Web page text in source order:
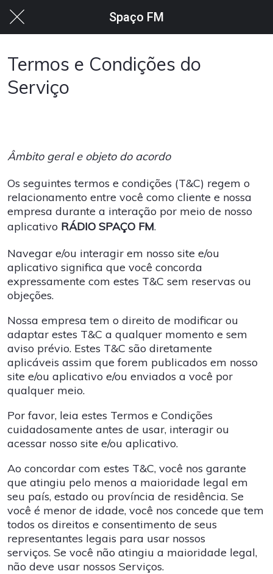
Spaço FM
Termos e Condições do
Serviço
Âmbito geral e objeto do acordo
Os seguintes termos e condições (T&C) regem o
relacionamento entre você como cliente e nossa
empresa durante a interação por meio de nosso
aplicativo RÁDIO SPAÇO FM.
Navegar e/ou interagir em nosso site e/ou
aplicativo significa que você concorda
expressamente com estes T&C sem reservas ou
objeções.
Nossa empresa tem o direito de modificar ou
adaptar estes T&C a qualquer momento e sem
aviso prévio. Estes T&C são diretamente
aplicáveis ​​assim que forem publicados em nosso
site e/ou aplicativo e/ou enviados a você por
qualquer meio.
Por favor, leia estes Termos e Condições
cuidadosamente antes de usar, interagir ou
acessar nosso site e/ou aplicativo.
Ao concordar com estes T&C, você nos garante
que atingiu pelo menos a maioridade legal em
seu país, estado ou província de residência. Se
você é menor de idade, você nos concede que tem
todos os direitos e consentimento de seus
representantes legais para usar nossos
serviços. Se você não atingiu a maioridade legal,
não deve usar nossos Serviços.